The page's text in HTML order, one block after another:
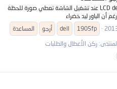
لدي مشكل في شاشة LCD dell 1905fp عند تشغيل الشاشة تعطي صورة للحظة
أن الباور ليد خضراء
1905fp
dell أرجو
المساعدة
ركن الأعطال والطلبات